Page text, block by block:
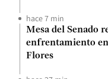
hace 7 min
Mesa del Senado
enfrentamiento
Flores